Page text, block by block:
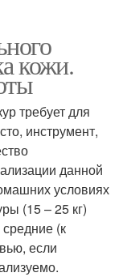
кожи.
требует для
инструмент,
данной
условиях
(15 – 25 кг)
(к
если